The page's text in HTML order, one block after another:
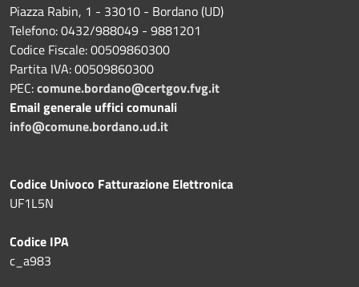
Piazza Rabin, 1 - 33010 - Bordano (UD)
Telefono: 0432/988049 - 9881201
Codice Fiscale: 00509860300
Partita IVA: 00509860300
PEC:comune.bordano@certgov.fvg.it
Email generale uffici comunali
info@comune.bordano.ud.it
Codice Univoco Fatturazione Elettronica
UF1L5N
Codice IPA
c_a983